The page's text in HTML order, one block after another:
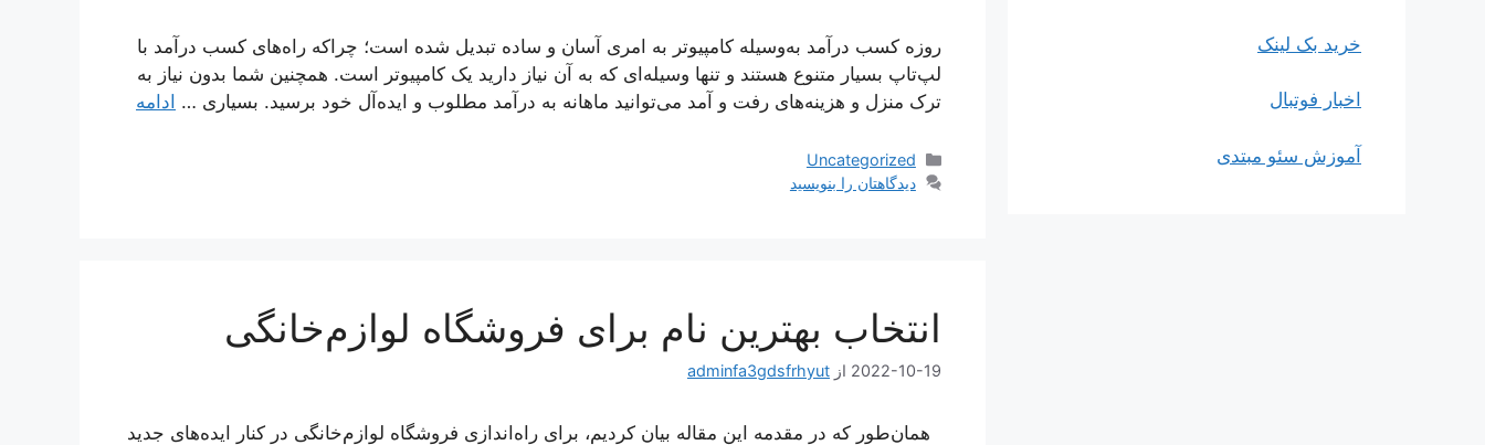
روزه کسب درآمد به‌وسیله کامپیوتر به امری آسان و ساده تبدیل شده است؛ چراکه راه‌های کسب درآمد با
لپ‌تاپ بسیار متنوع هستند و تنها وسیله‌ای که به آن نیاز دارید یک کامپیوتر است. همچنین شما بدون نیاز به
ترک منزل و هزینه‌های رفت و آمد می‌توانید ماهانه به درآمد مطلوب و ایده‌آل خود برسید. بسیاری … ادامه
دسته‌ها
Uncategorized
دیدگاهتان را بنویسید
انتخاب بهترین نام برای فروشگاه لوازم‌خانگی
2022-10-19 از adminfa3gdsfrhyut
همان‌طور که در مقدمه این مقاله بیان کردیم، برای راه‌اندازی فروشگاه لوازم‌خانگی در کنار ایده‌های جدید
خرید بک لینک
اخبار فوتبال
آموزش سئو مبتدی